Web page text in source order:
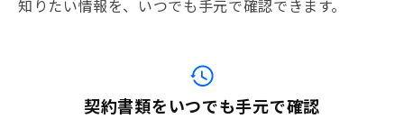
知りたい情報を、いつでも手元で確認できます。
契約書類をいつでも手元で確認